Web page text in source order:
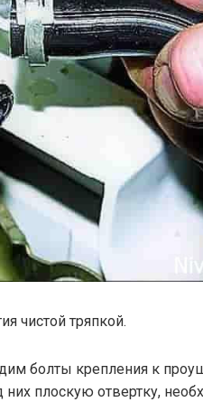
чистой тряпкой.
болты крепления к
плоскую отвертку,